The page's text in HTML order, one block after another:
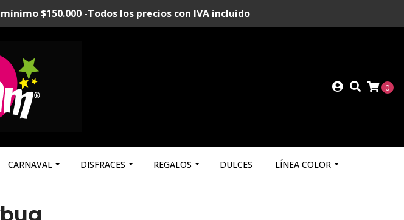
mínimo $150.000 -Todos los precios con IVA incluido
0
CARNAVAL DISFRACES REGALOS DULCES LÍNEA COLOR